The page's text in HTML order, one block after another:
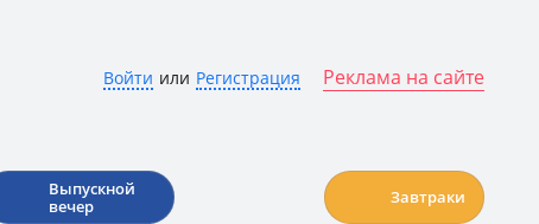
Войти или Регистрация Реклама на сайте
Выпускной
вечер
Завтраки